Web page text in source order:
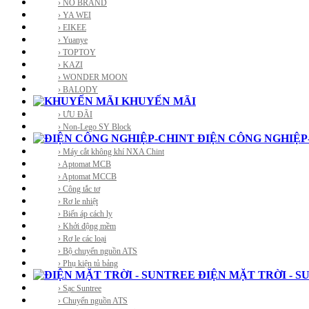
› NO BRAND
› YA WEI
› EIKEE
› Yuanye
› TOPTOY
› KAZI
› WONDER MOON
› BALODY
KHUYẾN MÃI
› ƯU ĐÃI
› Non-Lego SY Block
ĐIỆN CÔNG
› Máy cắt không khí NXA Chint
› Aptomat MCB
› Aptomat MCCB
› Công tắc tơ
› Rơ le nhiệt
› Biến áp cách ly
› Khởi động mềm
› Rơ le các loại
› Bộ chuyển nguồn ATS
› Phụ kiện tủ bảng
ĐIỆN MẶT TRỜI -
› Sạc Suntree
› Chuyển nguồn ATS